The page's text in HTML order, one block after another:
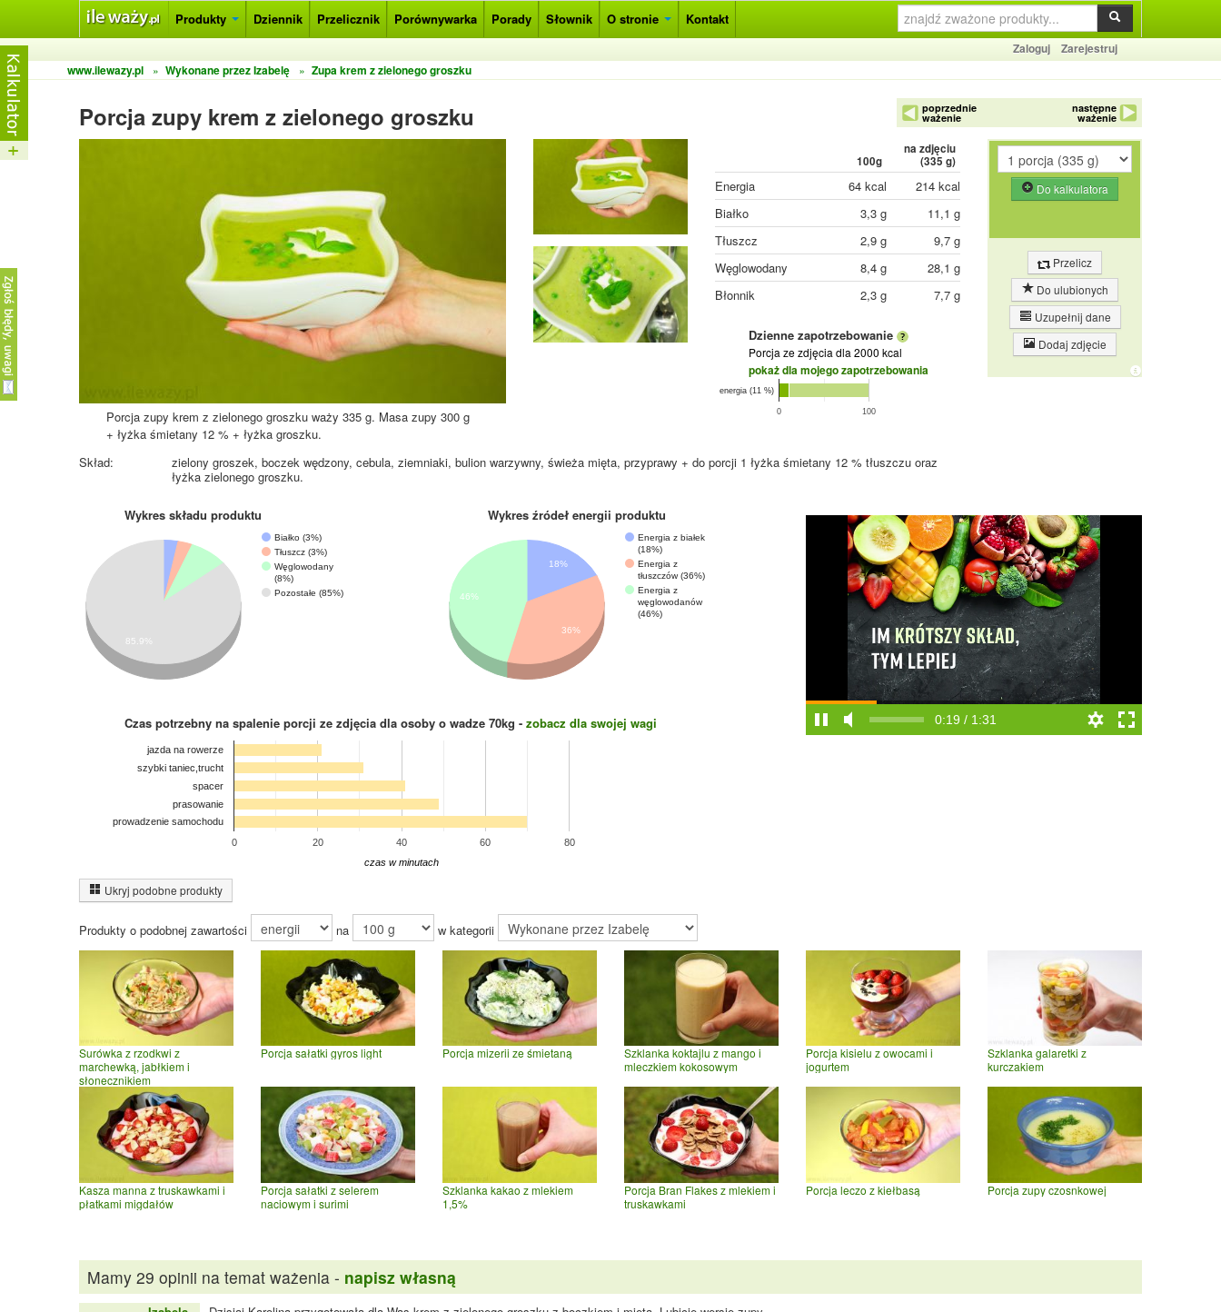
Produkty Dziennik Przelicznik Porównywarka Porady Słownik O stronie Kontakt
Zaloguj
Zarejestruj
www.ilewazy.pl
» Wykonane przez Izabelę » Zupa krem z zielonego groszku
Porcja zupy krem z zielonego groszku poprzednie
ważenie
następne
ważenie
Porcja zupy krem z zielonego groszku waży 335 g. Masa zupy 300 g
+ łyżka śmietany 12 % + łyżka groszku.
100g
na zdjęciu
(335 g)
Energia 64 kcal
214 kcal
Białko
3,3 g
11,1 g
Tłuszcz
2,9 g
9,7 g
Węglowodany
8,4 g
28,1 g
Błonnik
2,3 g 7,7 g
Dzienne zapotrzebowanie
Porcja ze zdjęcia dla 2000 kcal
pokaż dla mojego zapotrzebowania
0 100
energia (11 %)
Do kalkulatora
Przelicz
Do ulubionych
Uzupełnij dane
Dodaj zdjęcie
Skład:
zielony groszek, boczek wędzony, cebula, ziemniaki, bulion warzywny, świeża mięta, przyprawy + do porcji 1 łyżka śmietany 12 % tłuszczu oraz
łyżka zielonego groszku.
Wykres składu produktu
Białko (3%)
Tłuszcz (3%)
Węglowodany
(8%)
Pozostałe (85%)
85.9%
Wykres źródeł energii produktu
Energia z białek
(18%)
Energia z
tłuszczów (36%)
Energia z
węglowodanów
(46%)
18%
46%
36%
Czas potrzebny na spalenie porcji ze zdjęcia dla osoby o wadze 70kg - zobacz dla swojej wagi
0 20 40 60 80
jazda na rowerze
szybki taniec,trucht
spacer
prasowanie
prowadzenie samochodu
czas w minutach
0:20 / 1:31
Ukryj podobne produkty
Produkty o podobnej zawartości na w kategorii
Surówka z rzodkwi z
marchewką, jabłkiem i
słonecznikiem
Porcja sałatki gyros light Porcja mizerii ze śmietaną
Szklanka koktajlu z mango i
mleczkiem kokosowym
Porcja kisielu z owocami i
jogurtem
Szklanka galaretki z
kurczakiem
Kasza manna z truskawkami i
płatkami migdałów
Porcja sałatki z selerem
naciowym i surimi
Szklanka kakao z mlekiem
1,5%
Porcja Bran Flakes z mlekiem i
truskawkami
Porcja leczo z kiełbasą Porcja zupy czosnkowej
Mamy 29 opinii na temat ważenia - napisz własną